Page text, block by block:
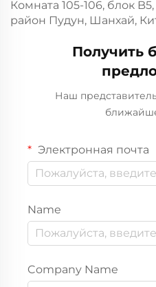
Комната 105-106, блок
район Пудун, Шанхай,
Получить
Наш
Электронная почта
Name
Company Name